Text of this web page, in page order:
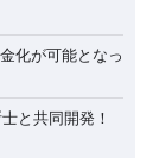
化が可能となっ
と共同開発！